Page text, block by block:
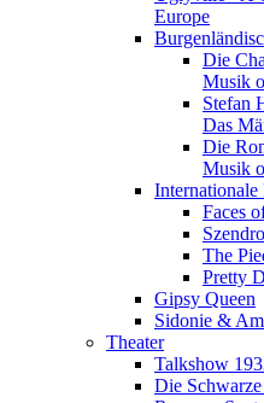
Europe
Die
Musik
Stefan
Das
Die
Musik
Internationale
Faces
The
Pretty
Gipsy Queen
Sidonie &
Theater
Talkshow
Die